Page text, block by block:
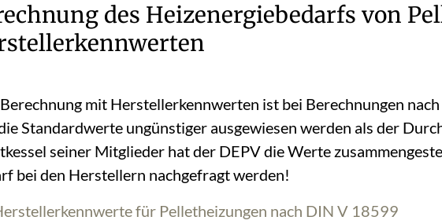
des Heizenergiebedarfs von
mit Herstellerkennwerten ist bei Berechnungen
Standardwerte ungünstiger ausgewiesen werden als der
seiner Mitglieder hat der DEPV die Werte
bei den Herstellern nachgefragt werden!
für Pelletheizungen nach DIN V 18599